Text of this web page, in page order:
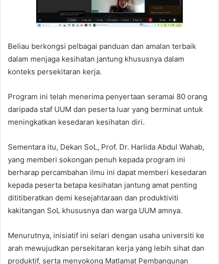
Beliau berkongsi pelbagai panduan dan amalan terbaik
dalam menjaga kesihatan jantung khususnya dalam
konteks persekitaran kerja.
Program ini telah menerima penyertaan seramai 80 orang
daripada staf UUM dan peserta luar yang berminat untuk
meningkatkan kesedaran kesihatan diri.
Sementara itu, Dekan SoL, Prof. Dr. Harlida Abdul Wahab,
yang memberi sokongan penuh kepada program ini
berharap percambahan ilmu ini dapat memberi kesedaran
kepada peserta betapa kesihatan jantung amat penting
dititiberatkan demi kesejahtaraan dan produktiviti
kakitangan SoL khususnya dan warga UUM amnya.
Menurutnya, inisiatif ini selari dengan usaha universiti ke
arah mewujudkan persekitaran kerja yang lebih sihat dan
produktif, serta menyokong Matlamat Pembangunan